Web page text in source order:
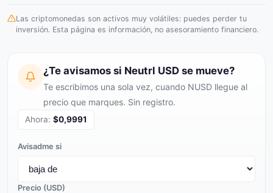
Las criptomonedas son activos muy volátiles: puedes perder tu
inversión. Esta página es información, no asesoramiento financiero.
¿Te avisamos si Neutrl USD se mueve?
Te escribimos una sola vez, cuando NUSD llegue al
precio que marques. Sin registro.
Ahora: $0,9991
Avisadme si
Precio (USD)